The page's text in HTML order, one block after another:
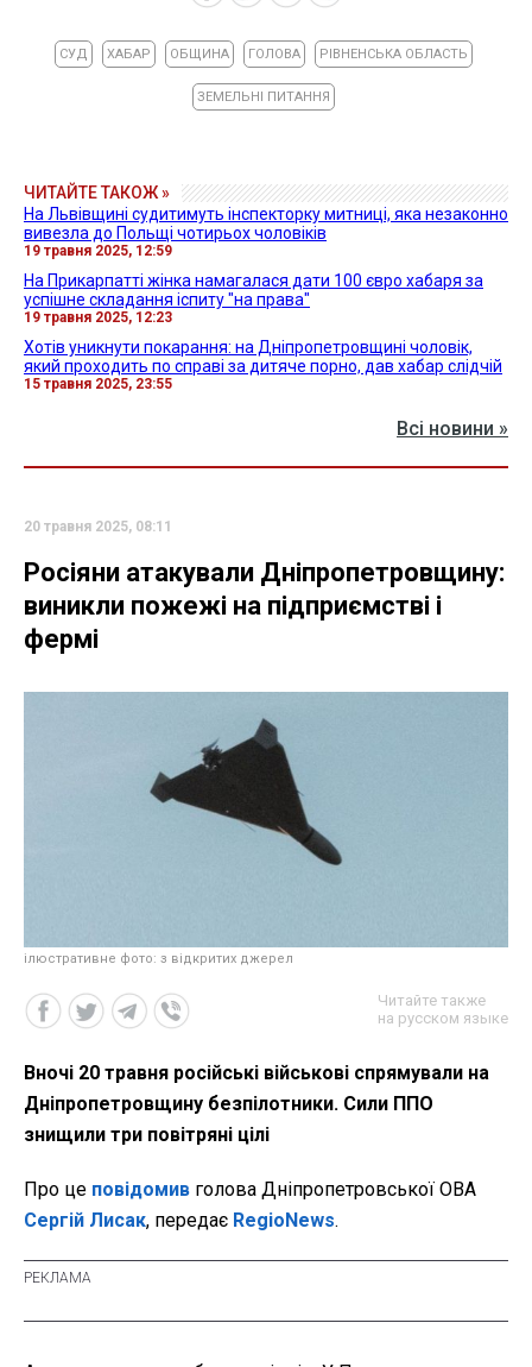
СУД ХАБАР ОБЩИНА ГОЛОВА РІВНЕНСЬКА ОБЛАСТЬ
ЗЕМЕЛЬНІ ПИТАННЯ
ЧИТАЙТЕ ТАКОЖ »
На Львівщині судитимуть інспекторку митниці, яка незаконно
вивезла до Польщі чотирьох чоловіків
19 травня 2025, 12:59
На Прикарпатті жінка намагалася дати 100 євро хабаря за
успішне складання іспиту "на права"
19 травня 2025, 12:23
Хотів уникнути покарання: на Дніпропетровщині чоловік,
який проходить по справі за дитяче порно, дав хабар слідчій
15 травня 2025, 23:55
Всі новини »
20 травня 2025, 08:11
Росіяни атакували Дніпропетровщину:
виникли пожежі на підприємстві і
фермі
ілюстративне фото: з відкритих джерел
Читайте также
на русском языке
Вночі 20 травня російські військові спрямували на
Дніпропетровщину безпілотники. Сили ППО
знищили три повітряні цілі
Про це повідомив голова Дніпропетровської ОВА
Сергій Лисак, передає RegioNews.